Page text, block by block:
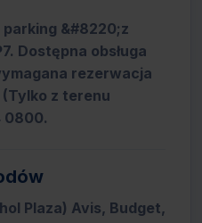
&#8220;z
Dostępna obsługa
rezerwacja
z terenu
0800.
Plaza) Avis, Budget,